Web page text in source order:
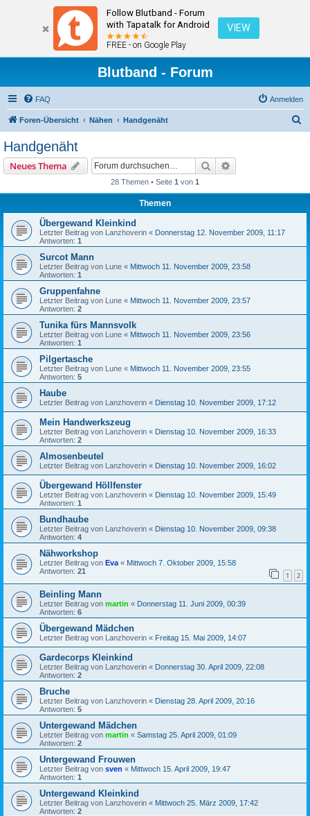
Follow Blutband - Forum
with Tapatalk for Android
FREE - on Google Play
VIEW
Blutband - Forum
FAQ Anmelden
Foren-Übersicht Nähen Handgenäht
Handgenäht
Neues Thema Suche
28 Themen • Seite 1 von 1
Themen
Übergewand Kleinkind
Letzter Beitrag von Lanzhoverin « Donnerstag 12. November 2009, 11:17
Antworten: 1
Surcot Mann
Letzter Beitrag von Lune « Mittwoch 11. November 2009, 23:58
Antworten: 1
Gruppenfahne
Letzter Beitrag von Lune « Mittwoch 11. November 2009, 23:57
Antworten: 2
Tunika fürs Mannsvolk
Letzter Beitrag von Lune « Mittwoch 11. November 2009, 23:56
Antworten: 1
Pilgertasche
Letzter Beitrag von Lune « Mittwoch 11. November 2009, 23:55
Antworten: 5
Haube
Letzter Beitrag von Lanzhoverin « Dienstag 10. November 2009, 17:12
Mein Handwerkszeug
Letzter Beitrag von Lanzhoverin « Dienstag 10. November 2009, 16:33
Antworten: 2
Almosenbeutel
Letzter Beitrag von Lanzhoverin « Dienstag 10. November 2009, 16:02
Übergewand Höllfenster
Letzter Beitrag von Lanzhoverin « Dienstag 10. November 2009, 15:49
Antworten: 1
Bundhaube
Letzter Beitrag von Lanzhoverin « Dienstag 10. November 2009, 09:38
Antworten: 4
Nähworkshop
Letzter Beitrag von Eva « Mittwoch 7. Oktober 2009, 15:58
Antworten: 21 1 2
Beinling Mann
Letzter Beitrag von martin « Donnerstag 11. Juni 2009, 00:39
Antworten: 6
Übergewand Mädchen
Letzter Beitrag von Lanzhoverin « Freitag 15. Mai 2009, 14:07
Gardecorps Kleinkind
Letzter Beitrag von Lanzhoverin « Donnerstag 30. April 2009, 22:08
Antworten: 2
Bruche
Letzter Beitrag von Lanzhoverin « Dienstag 28. April 2009, 20:16
Antworten: 5
Untergewand Mädchen
Letzter Beitrag von martin « Samstag 25. April 2009, 01:09
Antworten: 2
Untergewand Frouwen
Letzter Beitrag von sven « Mittwoch 15. April 2009, 19:47
Antworten: 1
Untergewand Kleinkind
Letzter Beitrag von Lanzhoverin « Mittwoch 25. März 2009, 17:42
Antworten: 2